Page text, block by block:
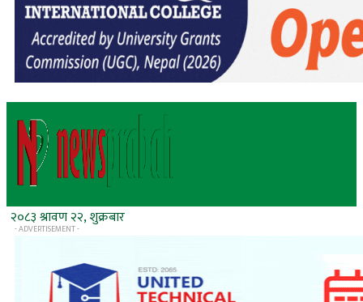
२०८३ श्रावण २२, शुक्रबार
- ADVERTISEMENT -